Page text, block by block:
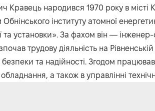
Кравець народився 1970 року в місті
інституту атомної
та установки». За фахом він —
трудову діяльність на
безпеки та надійності. Згодом
а також в управлінні